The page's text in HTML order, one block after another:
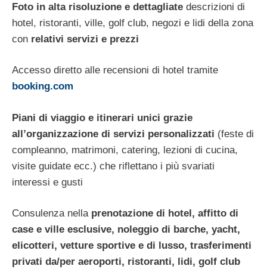
Foto in alta risoluzione e dettagliate descrizioni di
hotel, ristoranti, ville, golf club, negozi e lidi della zona
con relativi servizi e prezzi
Accesso diretto alle recensioni di hotel tramite
booking.com
Piani di viaggio e itinerari unici grazie
all’organizzazione di servizi personalizzati (feste di
compleanno, matrimoni, catering, lezioni di cucina,
visite guidate ecc.) che riflettano i più svariati
interessi e gusti
Consulenza nellaprenotazione di hotel, affitto di
case e ville esclusive, noleggio di barche, yacht,
elicotteri, vetture sportive e di lusso, trasferimenti
privati da/per aeroporti, ristoranti, lidi, golf club